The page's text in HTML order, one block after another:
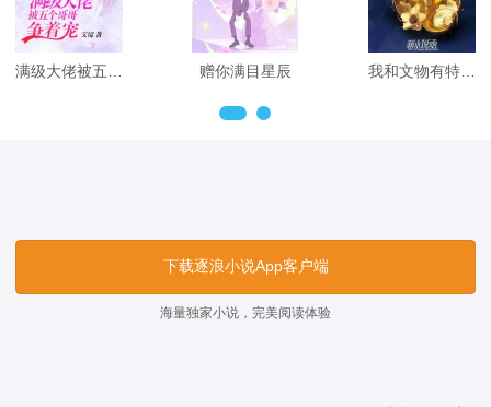
赠你满目星辰
下载逐浪小说App客户端
海量独家小说，完美阅读体验